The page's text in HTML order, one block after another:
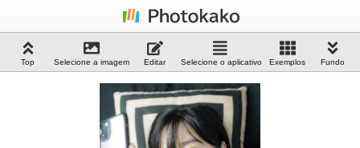
Top Selecione a imagem Editar Selecione o aplicativo Exemplos Fundo